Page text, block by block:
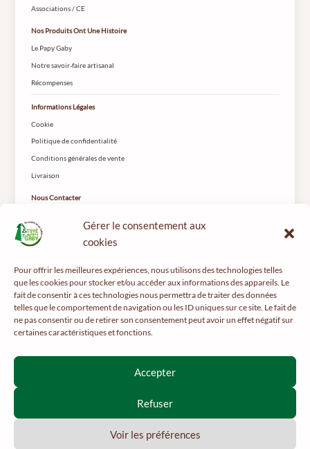
Gérer le consentement aux
cookies
Pour offrir les meilleures expériences, nous utilisons des technologies telles
que les cookies pour stocker et/ou accéder aux informations des appareils. Le
fait de consentir à ces technologies nous permettra de traiter des données
telles que le comportement de navigation ou les ID uniques sur ce site. Le fait de
ne pas consentir ou de retirer son consentement peut avoir un effet négatif sur
certaines caractéristiques et fonctions.
Accepter
Refuser
Voir les préférences
Associations / CE
Nos Produits Ont Une Histoire
Le Papy Gaby
Notre savoir-faire artisanal
Récompenses
Informations Légales
Cookie
Politique de confidentialité
Conditions générales de vente
Livraison
Nous Contacter
2 rue les Coteys
25650 Gilley
Pour votre santé, pratiquez une activité physique régulière -
Interdiction de vente de boissons alcooliques aux mineurs de
moins de 18 ans